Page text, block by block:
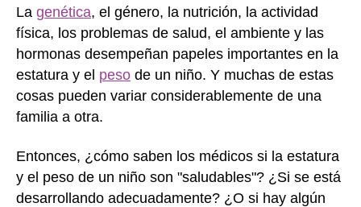
La genética, el género, la nutrición, la actividad
física, los problemas de salud, el ambiente y las
hormonas desempeñan papeles importantes en la
estatura y el peso de un niño. Y muchas de estas
cosas pueden variar considerablemente de una
familia a otra.
Entonces, ¿cómo saben los médicos si la estatura
y el peso de un niño son "saludables"? ¿Si se está
desarrollando adecuadamente? ¿O si hay algún